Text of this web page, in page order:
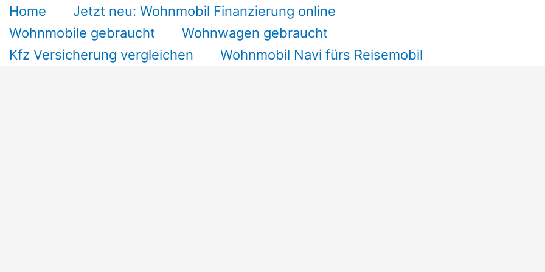
Home
Jetzt neu: Wohnmobil Finanzierung online
Wohnmobile gebraucht
Wohnwagen gebraucht
Kfz Versicherung vergleichen
Wohnmobil Navi fürs Reisemobil